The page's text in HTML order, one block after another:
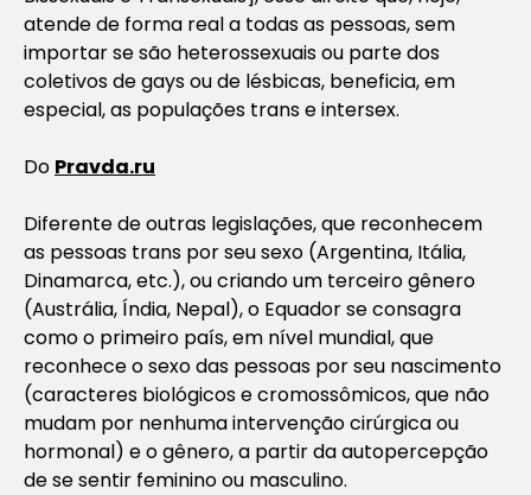
atende de forma real a todas as pessoas, sem
importar se são heterossexuais ou parte dos
coletivos de gays ou de lésbicas, beneficia, em
especial, as populações trans e intersex.
Do Pravda.ru
Diferente de outras legislações, que reconhecem
as pessoas trans por seu sexo (Argentina, Itália,
Dinamarca, etc.), ou criando um terceiro gênero
(Austrália, Índia, Nepal), o Equador se consagra
como o primeiro país, em nível mundial, que
reconhece o sexo das pessoas por seu nascimento
(caracteres biológicos e cromossômicos, que não
mudam por nenhuma intervenção cirúrgica ou
hormonal) e o gênero, a partir da autopercepção
de se sentir feminino ou masculino.